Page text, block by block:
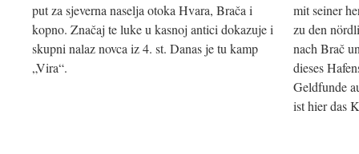
put za sjeverna naselja otoka Hvara, Brača i
kopno. Značaj te luke u kasnoj antici dokazuje i
skupni nalaz novca iz 4. st. Danas je tu kamp
„Vira“.
mit seiner
zu den
nach Brač
dieses
Geldfunde
ist hier das